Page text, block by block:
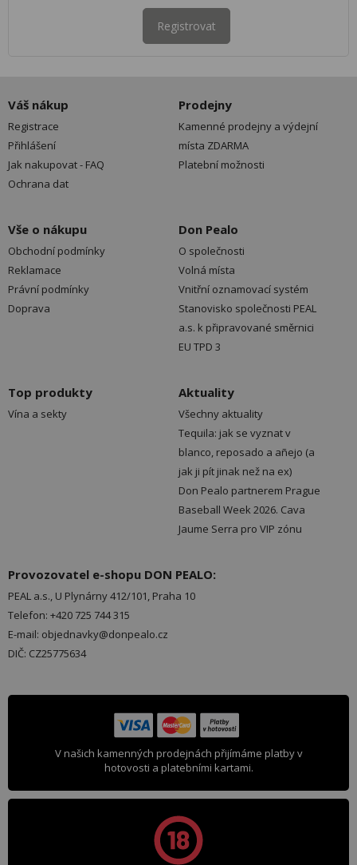
Registrovat
Váš nákup
Registrace
Přihlášení
Jak nakupovat - FAQ
Ochrana dat
Prodejny
Kamenné prodejny a výdejní
místa ZDARMA
Platební možnosti
Vše o nákupu
Obchodní podmínky
Reklamace
Právní podmínky
Doprava
Don Pealo
O společnosti
Volná místa
Vnitřní oznamovací systém
Stanovisko společnosti PEAL
a.s. k připravované směrnici
EU TPD 3
Top produkty
Vína a sekty
Aktuality
Všechny aktuality
Tequila: jak se vyznat v
blanco, reposado a añejo (a
jak ji pít jinak než na ex)
Don Pealo partnerem Prague
Baseball Week 2026. Cava
Jaume Serra pro VIP zónu
Provozovatel e-shopu DON PEALO:
PEAL a.s., U Plynárny 412/101, Praha 10
Telefon: +420 725 744 315
E-mail: objednavky@donpealo.cz
DIČ: CZ25775634
V našich kamenných prodejnách přijímáme platby v
hotovosti a platebními kartami.